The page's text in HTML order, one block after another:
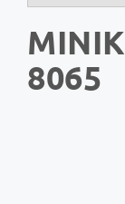
8065